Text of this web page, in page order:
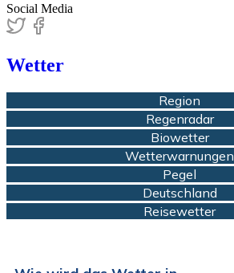
Social Media
Wetter
Region
Regenradar
Biowetter
Wetterwarnungen
Pegel
Deutschland
Reisewetter